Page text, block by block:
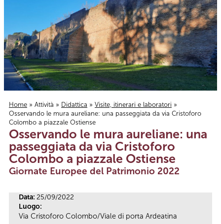
Tu sei qui
Home » Attività » Didattica » Visite, itinerari e laboratori »
Osservando le mura aureliane: una passeggiata da via Cristoforo
Colombo a piazzale Ostiense
Osservando le mura aureliane: una
passeggiata da via Cristoforo
Colombo a piazzale Ostiense
Giornate Europee del Patrimonio 2022
Data: 25/09/2022
Luogo:
Via Cristoforo Colombo/Viale di porta Ardeatina